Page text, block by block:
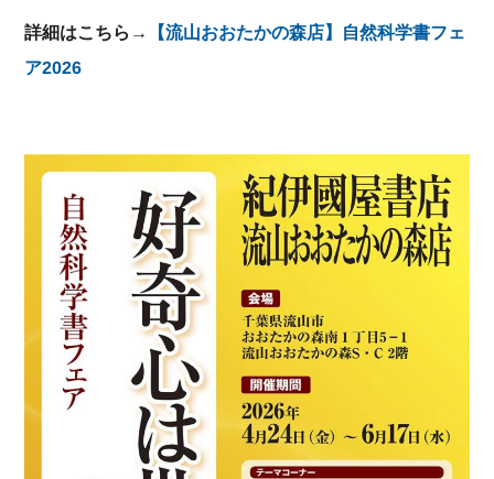
詳細はこちら→ 【流山おおたかの森店】自然科学書フェ
ア2026